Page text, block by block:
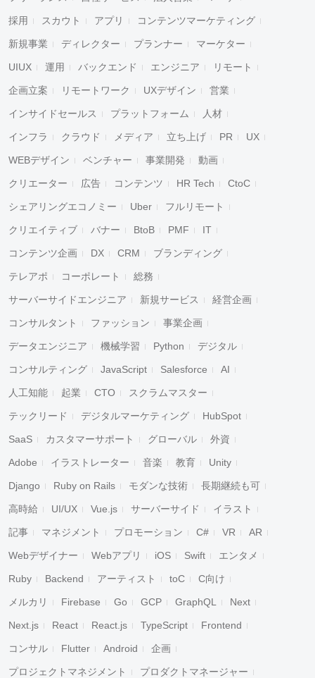
採用 スカウト アプリ コンテンツマーケティング
新規事業 ディレクター プランナー マーケター
UIUX 運用 バックエンド エンジニア リモート
企画立案 リモートワーク UXデザイン 営業
インサイドセールス プラットフォーム 人材
インフラ クラウド メディア 立ち上げ PR UX
WEBデザイン ベンチャー 事業開発 動画
クリエーター 広告 コンテンツ HR Tech CtoC
シェアリングエコノミー Uber フルリモート
クリエイティブ バナー BtoB PMF IT
コンテンツ企画 DX CRM ブランディング
テレアポ コーポレート 総務
サーバーサイドエンジニア 新規サービス 経営企画
コンサルタント ファッション 事業企画
データエンジニア 機械学習 Python デジタル
コンサルティング JavaScript Salesforce AI
人工知能 起業 CTO スクラムマスター
テックリード デジタルマーケティング HubSpot
SaaS カスタマーサポート グローバル 外資
Adobe イラストレーター 音楽 教育 Unity
Django Ruby on Rails モダンな技術 長期継続も可
高時給 UI/UX Vue.js サーバーサイド イラスト
記事 マネジメント プロモーション C# VR AR
Webデザイナー Webアプリ iOS Swift エンタメ
Ruby Backend アーティスト toC C向け
メルカリ Firebase Go GCP GraphQL Next
Next.js React React.js TypeScript Frontend
コンサル Flutter Android 企画
プロジェクトマネジメント プロダクトマネージャー